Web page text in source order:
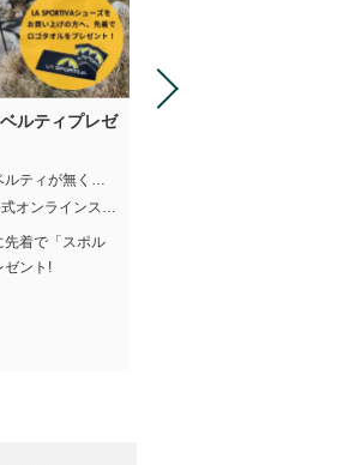
ルティプレゼ
2026年7月17日(金)〜 ノベルティが無くなり次第終了
WILD-1各店(福知山店・公式オンラインストアを除く)
先着で「スポル
ント!